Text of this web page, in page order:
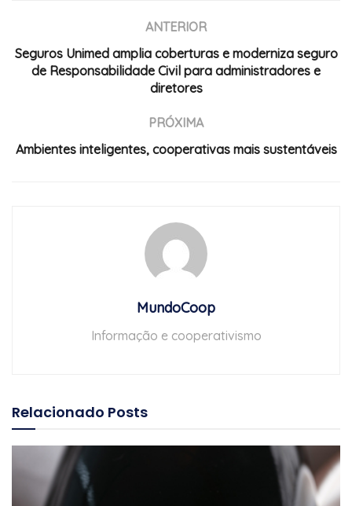
ANTERIOR
Seguros Unimed amplia coberturas e moderniza seguro
de Responsabilidade Civil para administradores e
diretores
PRÓXIMA
Ambientes inteligentes, cooperativas mais sustentáveis
MundoCoop
Informação e cooperativismo
Relacionado Posts